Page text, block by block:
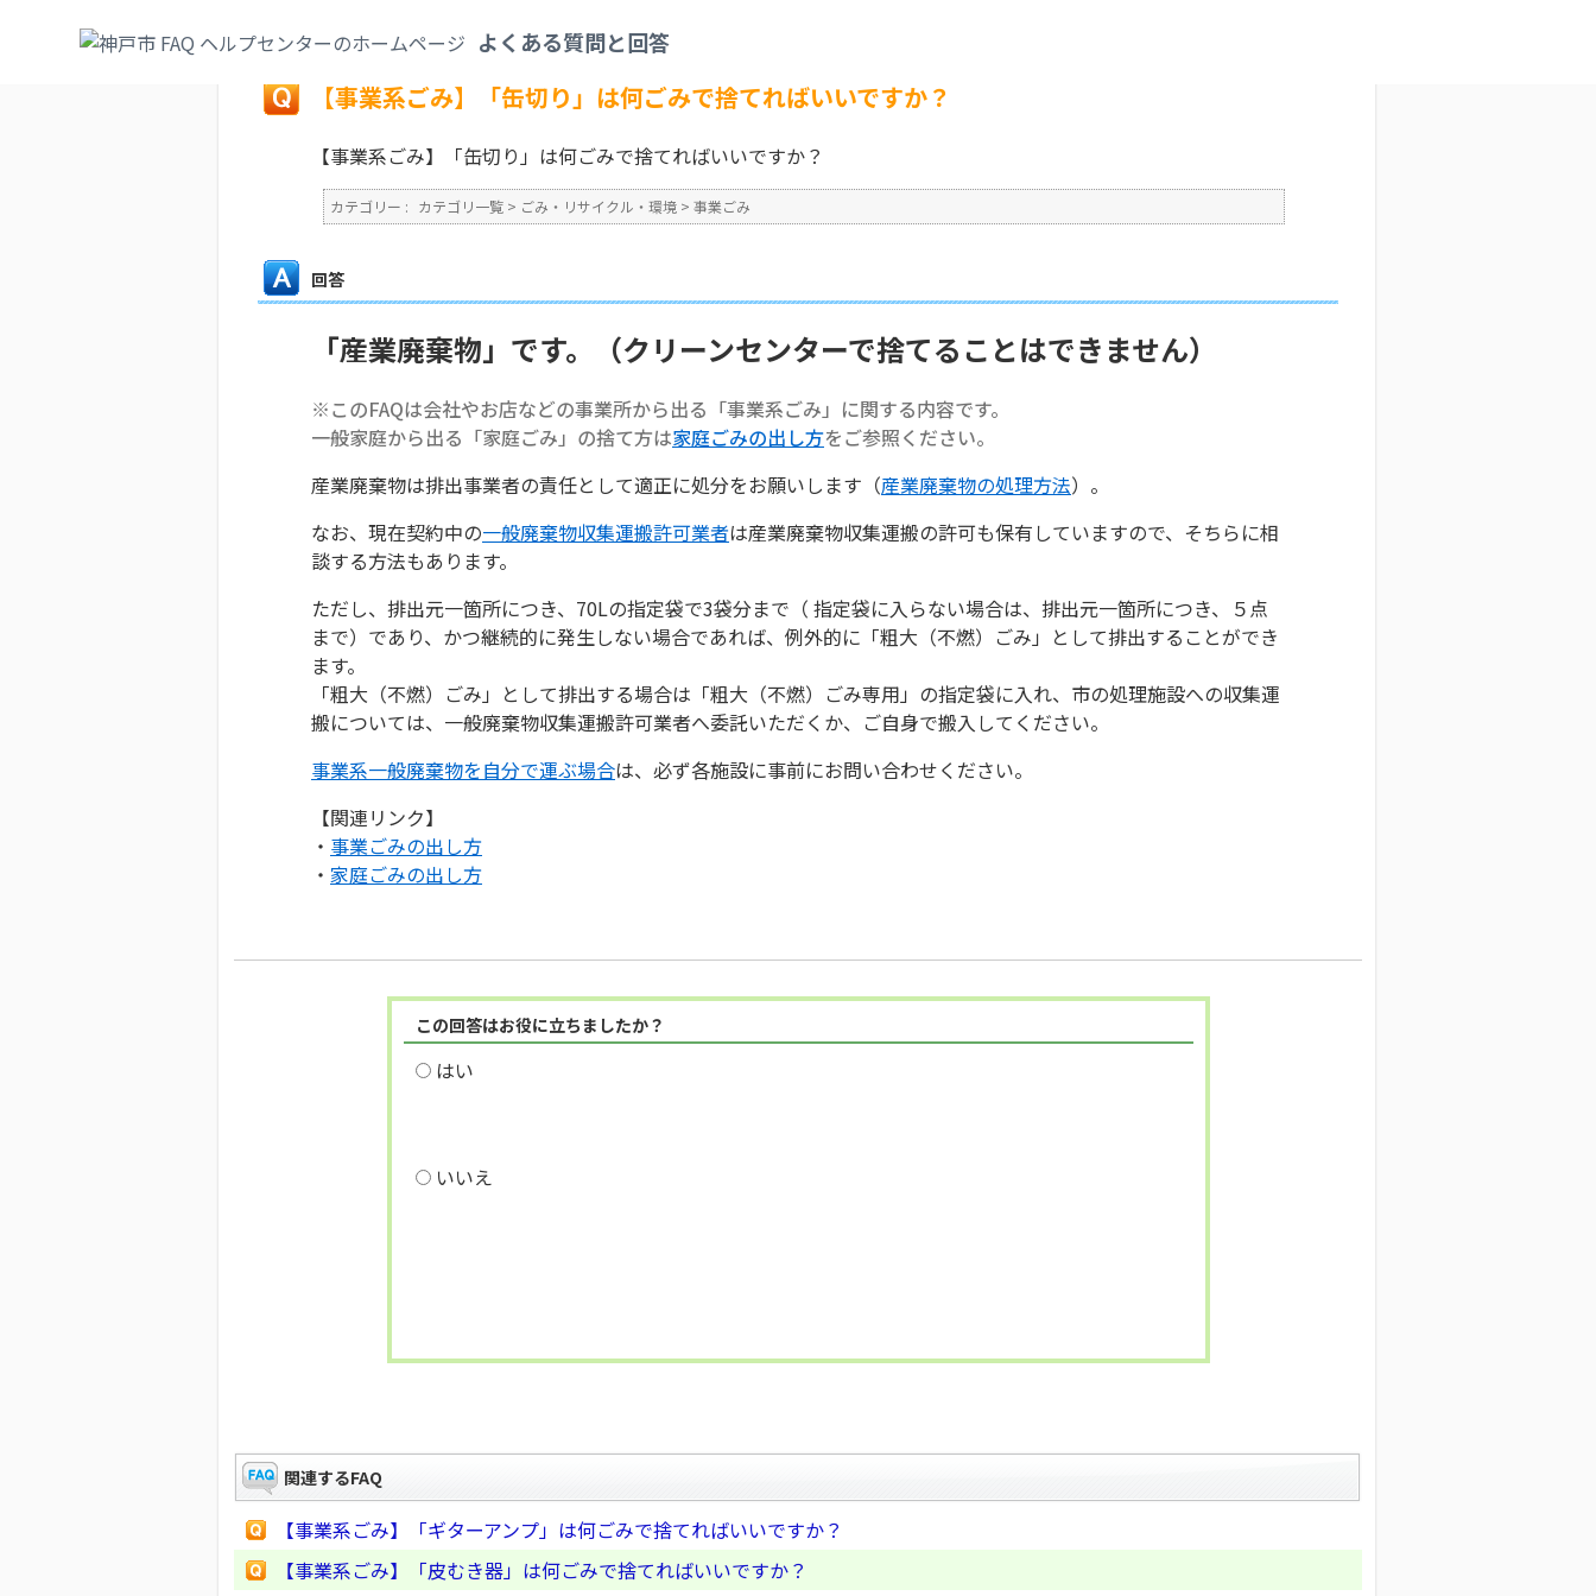
よくある質問と回答
戻る
【事業系ごみ】「缶切り」は何ごみで捨てればいいですか？
【事業系ごみ】「缶切り」は何ごみで捨てればいいですか？
カテゴリー : カテゴリ一覧 > ごみ・リサイクル・環境 > 事業ごみ
回答
「産業廃棄物」です。（クリーンセンターで捨てることはできません）
※このFAQは会社やお店などの事業所から出る「事業系ごみ」に関する内容です。
一般家庭から出る「家庭ごみ」の捨て方は家庭ごみの出し方をご参照ください。
産業廃棄物は排出事業者の責任として適正に処分をお願いします（産業廃棄物の処理方法）。
なお、現在契約中の一般廃棄物収集運搬許可業者は産業廃棄物収集運搬の許可も保有していますので、そちらに相
談する方法もあります。
ただし、排出元一箇所につき、70Lの指定袋で3袋分まで（ 指定袋に入らない場合は、排出元一箇所につき、５点
まで）であり、かつ継続的に発生しない場合であれば、例外的に「粗大（不燃）ごみ」として排出することができ
ます。
「粗大（不燃）ごみ」として排出する場合は「粗大（不燃）ごみ専用」の指定袋に入れ、市の処理施設への収集運
搬については、一般廃棄物収集運搬許可業者へ委託いただくか、ご自身で搬入してください。
事業系一般廃棄物を自分で運ぶ場合は、必ず各施設に事前にお問い合わせください。
【関連リンク】
・ 事業ごみの出し方
・ 家庭ごみの出し方
この回答はお役に立ちましたか？
はい
いいえ
関連するFAQ
【事業系ごみ】「ギターアンプ」は何ごみで捨てればいいですか？
【事業系ごみ】「皮むき器」は何ごみで捨てればいいですか？